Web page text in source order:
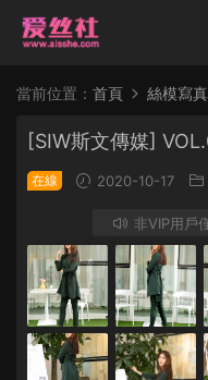
當前位置： 首頁 絲模寫真
[SIW斯文傳媒]
在線 2020-10-17
非VIP用戶